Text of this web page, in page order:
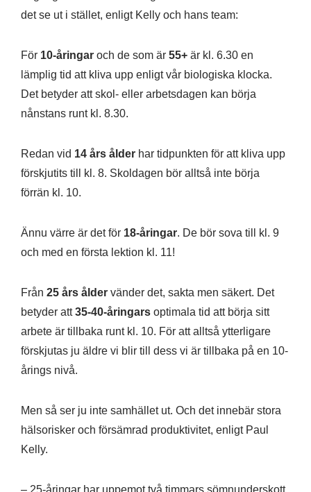
det se ut i stället, enligt Kelly och hans team:
För 10-åringar och de som är 55+ är kl. 6.30 en
lämplig tid att kliva upp enligt vår biologiska klocka.
Det betyder att skol- eller arbetsdagen kan börja
nånstans runt kl. 8.30.
Redan vid 14 års ålder har tidpunkten för att kliva upp
förskjutits till kl. 8. Skoldagen bör alltså inte börja
förrän kl. 10.
Ännu värre är det för 18-åringar. De bör sova till kl. 9
och med en första lektion kl. 11!
Från 25 års ålder vänder det, sakta men säkert. Det
betyder att35-40-åringars optimala tid att börja sitt
arbete är tillbaka runt kl. 10. För att alltså ytterligare
förskjutas ju äldre vi blir till dess vi är tillbaka på en 10-
årings nivå.
Men så ser ju inte samhället ut. Och det innebär stora
hälsorisker och försämrad produktivitet, enligt Paul
Kelly.